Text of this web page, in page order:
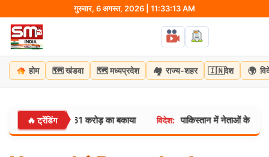
content
गुरुवार, 6 अगस्त, 2026 | 11:33:14 AM
होम 🗺️ खंडवा 🗺️ मध्यप्रदेश 🏘️ राज्य-शहर 🇮🇳देश 🌍
🔥 ट्रेंडिंग
बैंक का ₹16.61 करोड़ का बकाया विदेश: पाकिस्तान में नेताओं के झूठे